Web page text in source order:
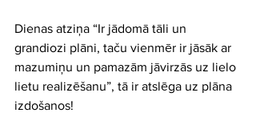
Dienas atziņa “Ir jādomā tāli un
grandiozi plāni, taču vienmēr ir jāsāk ar
mazumiņu un pamazām jāvirzās uz lielo
lietu realizēšanu”, tā ir atslēga uz plāna
izdošanos!